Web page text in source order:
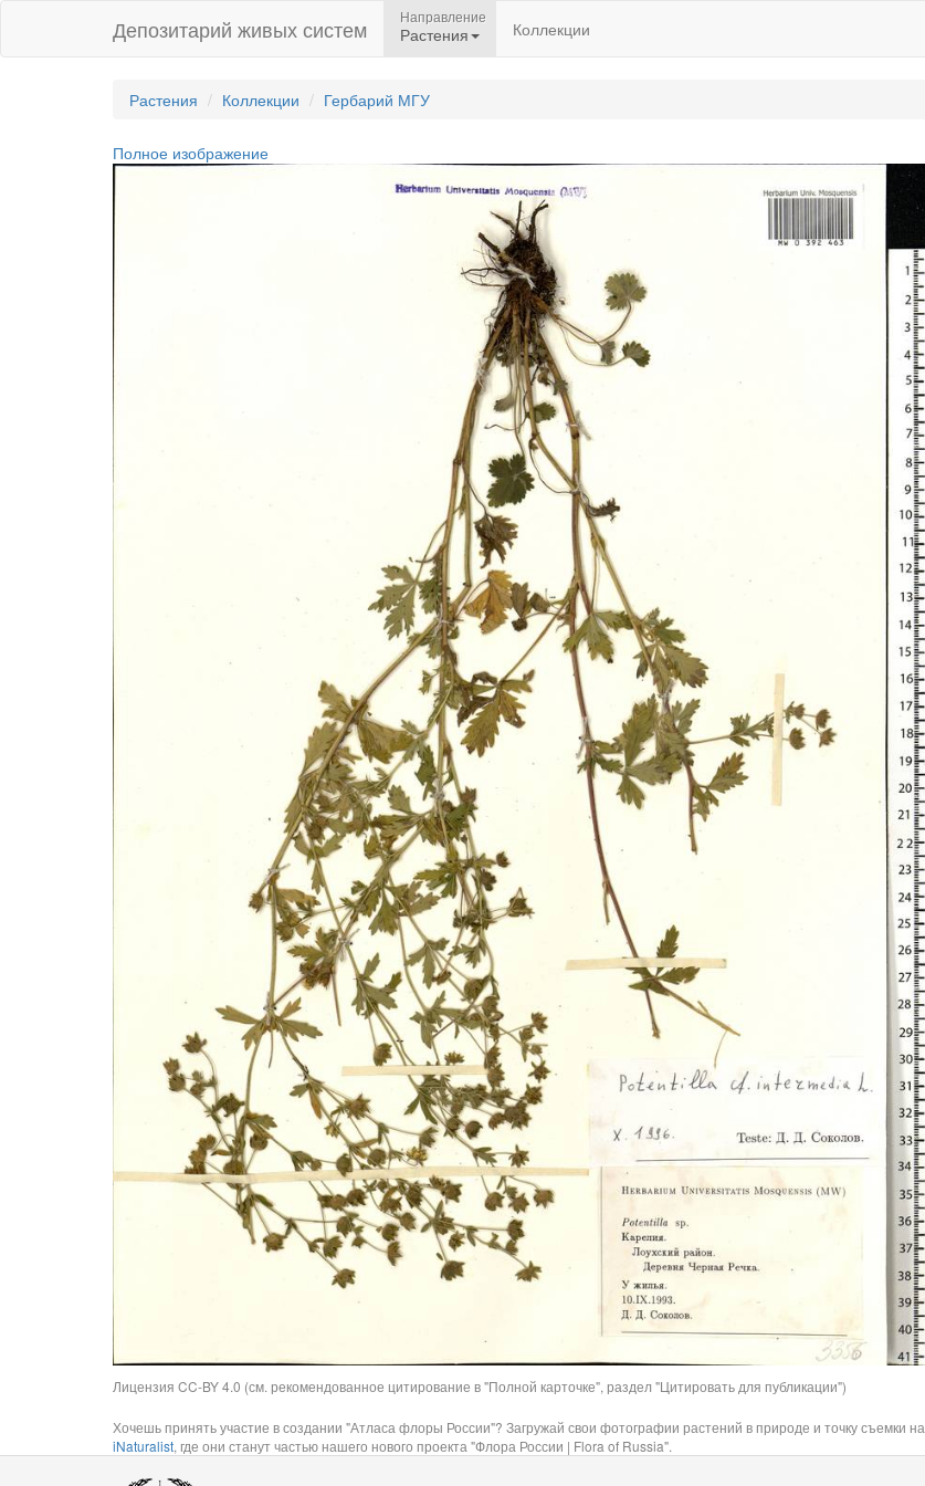
Депозитарий живых систем Направление
Растения Коллекции
Растения Коллекции Гербарий МГУ
Полное изображение
Лицензия CC-BY 4.0 (см. рекомендованное цитирование в "Полной карточке", раздел "Цитировать для публикации")
Хочешь принять участие в создании "Атласа флоры России"? Загружай свои фотографии растений в природе и точку съемки на
iNaturalist, где они станут частью нашего нового проекта "Флора России | Flora of Russia".